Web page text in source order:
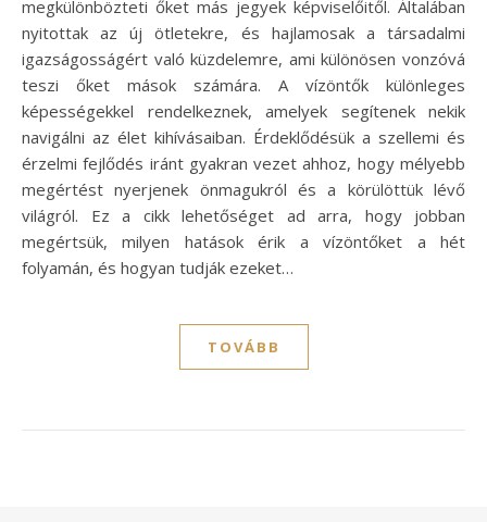
megkülönbözteti őket más jegyek képviselőitől. Általában
nyitottak az új ötletekre, és hajlamosak a társadalmi
igazságosságért való küzdelemre, ami különösen vonzóvá
teszi őket mások számára. A vízöntők különleges
képességekkel rendelkeznek, amelyek segítenek nekik
navigálni az élet kihívásaiban. Érdeklődésük a szellemi és
érzelmi fejlődés iránt gyakran vezet ahhoz, hogy mélyebb
megértést nyerjenek önmagukról és a körülöttük lévő
világról. Ez a cikk lehetőséget ad arra, hogy jobban
megértsük, milyen hatások érik a vízöntőket a hét
folyamán, és hogyan tudják ezeket…
TOVÁBB